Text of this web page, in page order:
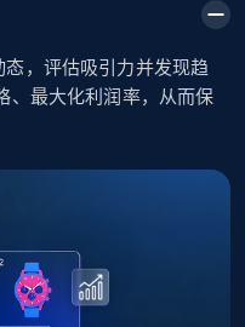
Currency, Initial
and more.
立即开始
，评估吸引力并发现趋
、最大化利润率，从而保